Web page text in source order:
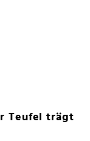
Teufel trägt